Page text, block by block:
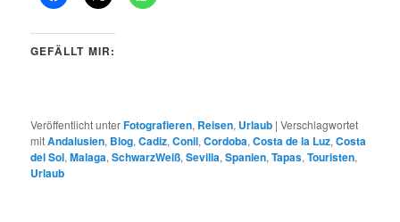
GEFÄLLT MIR:
Veröffentlicht unterFotografieren, Reisen, Urlaub |Verschlagwortet
mitAndalusien, Blog,Cadiz,Conil,Cordoba,Costa de la Luz,Costa
del Sol,Malaga,SchwarzWeiß,Sevilla,Spanien,Tapas,Touristen,
Urlaub